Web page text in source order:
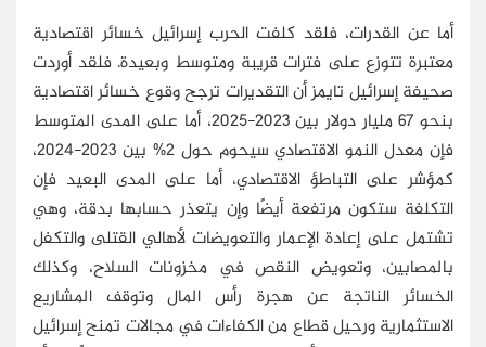
أما عن القدرات، فلقد كلفت الحرب إسرائيل خسائر اقتصادية
معتبرة تتوزع على فترات قريبة ومتوسط وبعيدة. فلقد أوردت
صحيفة إسرائيل تايمز أن التقديرات ترجح وقوع خسائر اقتصادية
بنحو 67 مليار دولار بين 2023-2025، أما على المدى المتوسط
فإن معدل النمو الاقتصادي سيحوم حول 2% بين 2023-2024،
كمؤشر على التباطؤ الاقتصادي، أما على المدى البعيد فإن
التكلفة ستكون مرتفعة أيضًا وإن يتعذر حسابها بدقة، وهي
تشتمل على إعادة الإعمار والتعويضات لأهالي القتلى والتكفل
بالمصابين، وتعويض النقص في مخزونات السلاح، وكذلك
الخسائر الناتجة عن هجرة رأس المال وتوقف المشاريع
الاستثمارية ورحيل قطاع من الكفاءات في مجالات تمنح إسرائيل